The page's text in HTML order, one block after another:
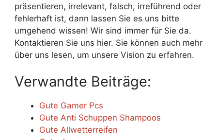
präsentieren, irrelevant, falsch, irreführend oder
fehlerhaft ist, dann lassen Sie es uns bitte
umgehend wissen! Wir sind immer für Sie da.
Kontaktieren Sie uns hier. Sie können auch mehr
über uns lesen, um unsere Vision zu erfahren.
Verwandte Beiträge:
Gute Gamer Pcs
Gute Anti Schuppen Shampoos
Gute Allwetterreifen